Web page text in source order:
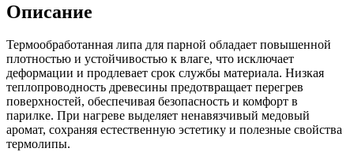
Описание
Термообработанная липа для парной обладает повышенной
плотностью и устойчивостью к влаге, что исключает
деформации и продлевает срок службы материала. Низкая
теплопроводность древесины предотвращает перегрев
поверхностей, обеспечивая безопасность и комфорт в
парилке. При нагреве выделяет ненавязчивый медовый
аромат, сохраняя естественную эстетику и полезные свойства
термолипы.